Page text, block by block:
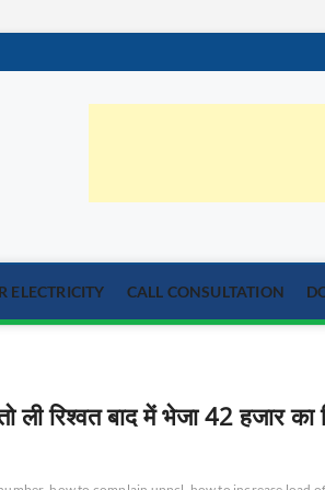
ELECTRICITY CALL CONSULTATION
ली रिश्वत बाद में भेजा 42 हजार का